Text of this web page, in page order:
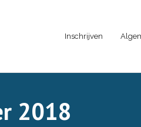
Inschrijven
2018